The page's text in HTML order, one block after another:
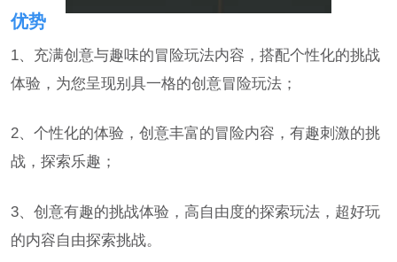
优势
1、充满创意与趣味的冒险玩法内容，搭配个性化的挑战
体验，为您呈现别具一格的创意冒险玩法；
2、个性化的体验，创意丰富的冒险内容，有趣刺激的挑
战，探索乐趣；
3、创意有趣的挑战体验，高自由度的探索玩法，超好玩
的内容自由探索挑战。